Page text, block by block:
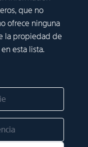
que no
ofrece ninguna
la propiedad de
esta lista.